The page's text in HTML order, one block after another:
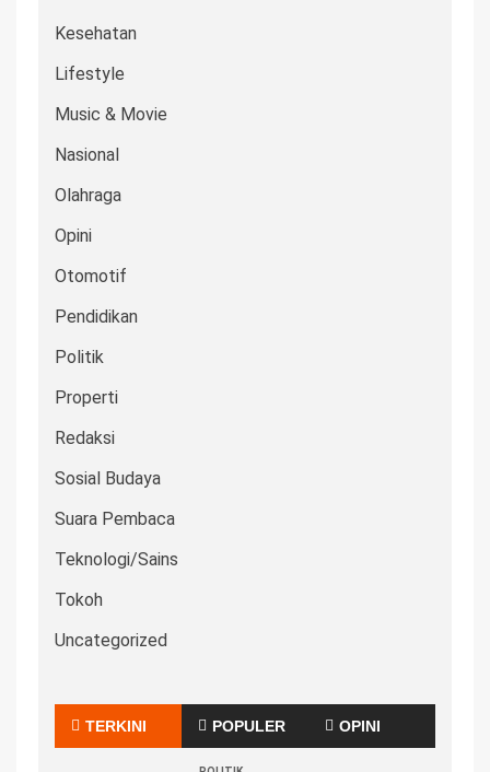
Kesehatan
Lifestyle
Music & Movie
Nasional
Olahraga
Opini
Otomotif
Pendidikan
Politik
Properti
Redaksi
Sosial Budaya
Suara Pembaca
Teknologi/Sains
Tokoh
Uncategorized
TERKINI POPULER OPINI